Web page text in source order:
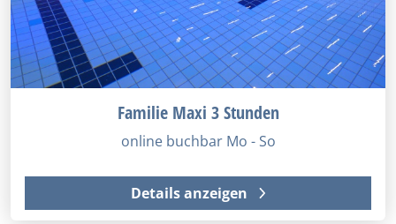
Familie Maxi 3 Stunden
online buchbar Mo - So
Details anzeigen